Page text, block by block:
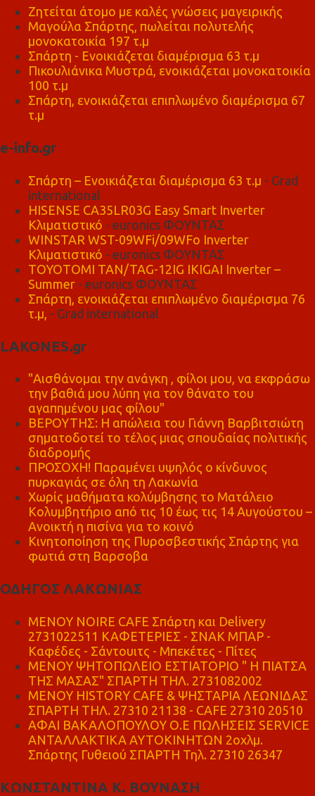
Ζητείται άτομο με καλές γνώσεις μαγειρικής
Μαγούλα Σπάρτης, πωλείται πολυτελής
μονοκατοικία 197 τ.μ
Σπάρτη - Ενοικιάζεται διαμέρισμα 63 τ.μ
Πικουλιάνικα Μυστρά, ενοικιάζεται μονοκατοικία
100 τ.μ
Σπάρτη, ενοικιάζεται επιπλωμένο διαμέρισμα 67
τ.μ
e-info.gr
Σπάρτη – Ενοικιάζεται διαμέρισμα 63 τ.μ - Grad
international
HISENSE CA35LR03G Easy Smart Inverter
Κλιματιστικό - euronics ΦΟΥΝΤΑΣ
WINSTAR WST-09WFi/09WFo Inverter
Κλιματιστικό - euronics ΦΟΥΝΤΑΣ
TOYOTOMI TAN/TAG-12IG IKIGAI Inverter –
Summer - euronics ΦΟΥΝΤΑΣ
Σπάρτη, ενοικιάζεται επιπλωμένο διαμέρισμα 76
τ.μ, - Grad international
LAKONES.gr
"Αισθάνομαι την ανάγκη , φίλοι μου, να εκφράσω
την βαθιά μου λύπη για τον θάνατο του
αγαπημένου μας φίλου"
ΒΕΡΟΥΤΗΣ: Η απώλεια του Γιάννη Βαρβιτσιώτη
σηματοδοτεί το τέλος μιας σπουδαίας πολιτικής
διαδρομής
ΠΡΟΣΟΧΗ! Παραμένει υψηλός ο κίνδυνος
πυρκαγιάς σε όλη τη Λακωνία
Χωρίς μαθήματα κολύμβησης το Ματάλειο
Κολυμβητήριο από τις 10 έως τις 14 Αυγούστου –
Ανοικτή η πισίνα για το κοινό
Κινητοποίηση της Πυροσβεστικής Σπάρτης για
φωτιά στη Βαρσοβα
ΟΔΗΓΟΣ ΛΑΚΩΝΙΑΣ
MENOY NOIRE CAFE Σπάρτη και Delivery
2731022511 ΚΑΦΕΤΕΡΙΕΣ - ΣΝΑΚ ΜΠΑΡ -
Καφέδες - Σάντουιτς - Μπεκέτες - Πίτες
ΜΕΝΟΥ ΨΗΤΟΠΩΛΕΙΟ ΕΣΤΙΑΤΟΡΙΟ " Η ΠΙΑΤΣΑ
ΤΗΣ ΜΑΣΑΣ" ΣΠΑΡΤΗ ΤΗΛ. 2731082002
ΜΕΝΟΥ HISTORY CAFE & ΨΗΣΤΑΡΙΑ ΛΕΩΝΙΔΑΣ
ΣΠΑΡΤΗ ΤΗΛ. 27310 21138 - CAFE 27310 20510
ΑΦΑΙ ΒΑΚΑΛΟΠΟΥΛΟΥ Ο.Ε ΠΩΛΗΣΕΙΣ SERVICE
ΑΝΤΑΛΛΑΚΤΙΚΑ ΑΥΤΟΚΙΝΗΤΩΝ 2οχλμ.
Σπάρτης Γυθειού ΣΠΑΡΤΗ Τηλ. 27310 26347
ΚΩΝΣΤΑΝΤΙΝΑ Κ. ΒΟΥΝΑΣΗ